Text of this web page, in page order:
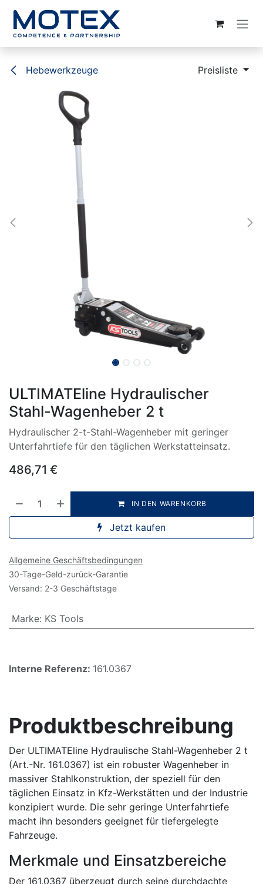
Hebewerkzeuge Preisliste
ULTIMATEline Hydraulischer
Stahl-Wagenheber 2 t
Hydraulischer 2-t-Stahl-Wagenheber mit geringer
Unterfahrtiefe für den täglichen Werkstatteinsatz.
486,71 €
IN DEN WARENKORB
Jetzt kaufen
Allgemeine Geschäftsbedingungen
30-Tage-Geld-zurück-Garantie
Versand: 2-3 Geschäftstage
Marke: KS Tools
Interne Referenz: 161.0367
Produktbeschreibung
Der ULTIMATEline Hydraulische Stahl-Wagenheber 2 t
(Art.-Nr. 161.0367) ist ein robuster Wagenheber in
massiver Stahlkonstruktion, der speziell für den
täglichen Einsatz in Kfz-Werkstätten und der Industrie
konzipiert wurde. Die sehr geringe Unterfahrtiefe
macht ihn besonders geeignet für tiefergelegte
Fahrzeuge.
Merkmale und Einsatzbereiche
Der 161.0367 überzeugt durch seine durchdachte